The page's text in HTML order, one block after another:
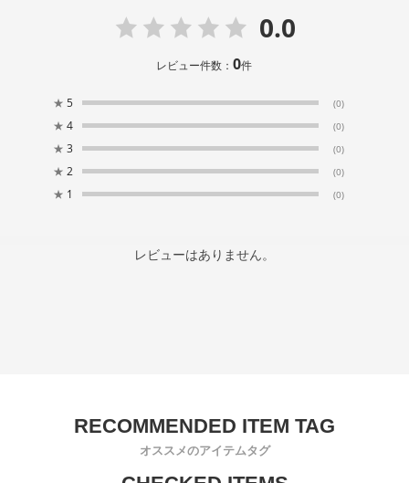
0.0
レビュー件数：0件
★ 5 (0)
★ 4 (0)
★ 3 (0)
★ 2 (0)
★ 1 (0)
レビューはありません。
オススメのアイテムタグ